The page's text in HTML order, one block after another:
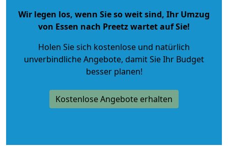
Wir legen los, wenn Sie so weit sind, Ihr Umzug
von Essen nach Preetz wartet auf Sie!
Holen Sie sich kostenlose und natürlich
unverbindliche Angebote, damit Sie Ihr Budget
besser planen!
Kostenlose Angebote erhalten